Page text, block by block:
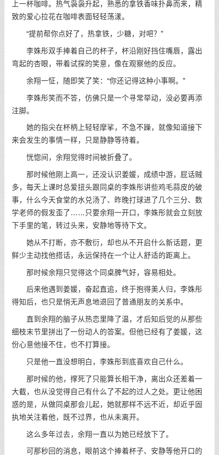
上一杯咖啡。热气袅袅升起，熟悉的拿铁香味扑鼻而来，精
致的爱心拉花在咖啡表面轻轻荡漾。
“提前帮你点好了，热拿铁，少糖，对吧？”
李姝彤双手捧着自己的杯子，杯沿刚好挡住嘴唇，露出
弯起的杏眼，带着试探的笑意，像在观察他的反应。
余翔一怔，随即笑了笑：“你还记得这种小事啊。”
李姝彤笑而不答，仿佛只是一个寻常举动，没必要再添
注脚。
她的指尖在杯柄上轻轻摩挲，不急不躁，就像知道接下
来会发生的事情一样，只是静静等待着。
恍惚间，余翔觉得时间被折叠了。
那时候他刚上高一，还没认识姜媛，成绩中游，屁话贼
多，每天上课时总爱扭头跟同桌的李姝彤讲些鸡毛蒜皮的破
事，什么今天食堂的水兑汤了、昨晚打球进了几个三分、数
学老师的假发歪了……只要余翔一开口，李姝彤就会立刻放
下手里的笔，转过头来，安静地等待下文。
她从不打断，亦不敷衍，却也从不开启什么新话题，更
鲜少主动找他搭话，永远保持在一个让人舒适的距离上。
那时候余翔只觉得这个同桌脾气好，容易相处。
后来他遇到姜媛，奋起直追，终于抱得美人归，李姝彤
得知后，也只是悄无声息地退回了普通朋友的关系中。
直到余翔的脑子从热恋里降了温，才后知后觉的从那些
细枝末节里拼出了一份动人的答案。但他已经有了姜媛，这
份心意他接不住，也不打算接。
只是他一直没想明白，李姝彤到底喜欢自己什么。
那时候的他，撑死了只能算长相干净，离出众还差着一
大截，也从没觉得自己有什么了不起的过人之处。更让他困
惑的是，从做同桌那会儿起，她就那样不远不近，却近乎固
执地关注着他，既不过界，也从未离开。
这么多年过去，余翔一直以为她已经放下了。
可那秒回的消息，眼前这个捧着杯子、安静等他开口的